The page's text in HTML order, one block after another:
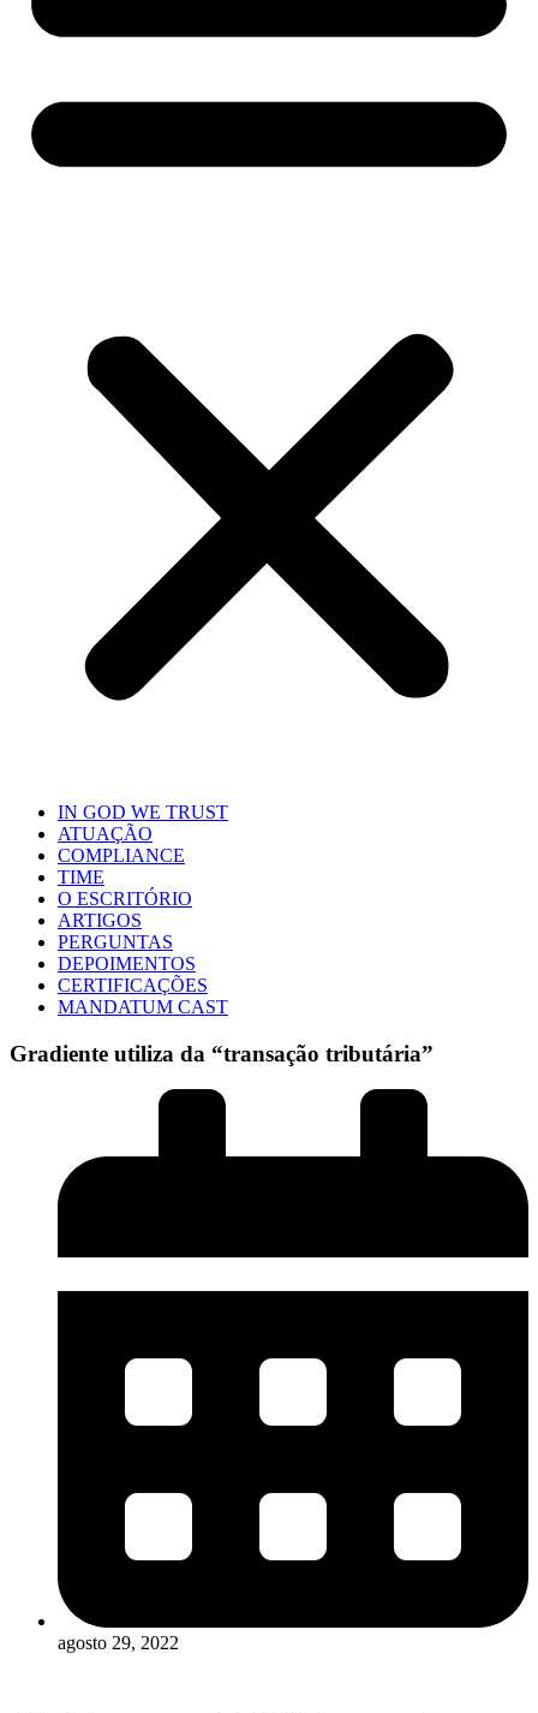
IN GOD WE TRUST
ATUAÇÃO
COMPLIANCE
TIME
O ESCRITÓRIO
ARTIGOS
PERGUNTAS
DEPOIMENTOS
CERTIFICAÇÕES
MANDATUM CAST
Gradiente utiliza da “transação tributária”
agosto 29, 2022